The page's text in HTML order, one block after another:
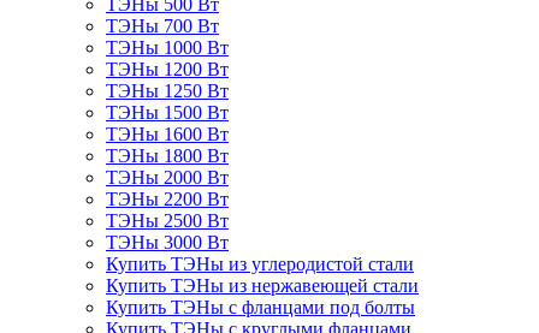
ТЭНы 500 Вт
ТЭНы 700 Вт
ТЭНы 1000 Вт
ТЭНы 1200 Вт
ТЭНы 1250 Вт
ТЭНы 1500 Вт
ТЭНы 1600 Вт
ТЭНы 1800 Вт
ТЭНы 2000 Вт
ТЭНы 2200 Вт
ТЭНы 2500 Вт
ТЭНы 3000 Вт
Купить ТЭНы из углеродистой стали
Купить ТЭНы из нержавеющей стали
Купить ТЭНы с фланцами под болты
Купить ТЭНы с круглыми фланцами